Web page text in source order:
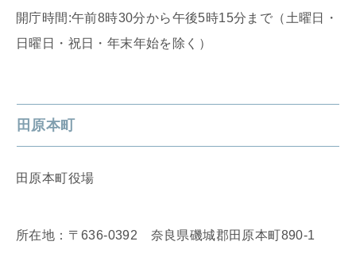
開庁時間:午前8時30分から午後5時15分まで（土曜日・
日曜日・祝日・年末年始を除く）
田原本町
田原本町役場
所在地：〒636-0392 奈良県磯城郡田原本町890-1